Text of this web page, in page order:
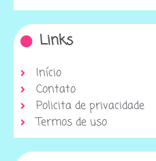
Links
Início
Contato
Policita de privacidade
Termos de uso